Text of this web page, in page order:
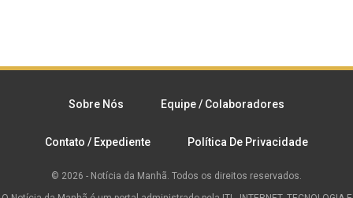
Sobre Nós Equipe / Colaboradores
Contato / Expediente Política De Privacidade
© 2026 - Notícia da Manhã. Todos os direitos reservados.